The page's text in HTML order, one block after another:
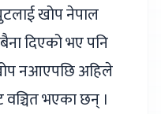
खोप नेपाल
दिएको भए पनि
नआएपछि अहिले
भएका छन् ।